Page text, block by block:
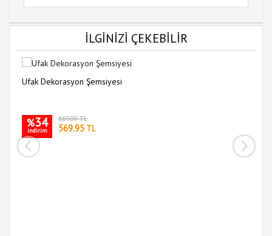
İLGİNİZİ ÇEKEBİLİR
Ufak Dekorasyon Şemsiyesi
%34
indirim
869.00 TL
569.95 TL